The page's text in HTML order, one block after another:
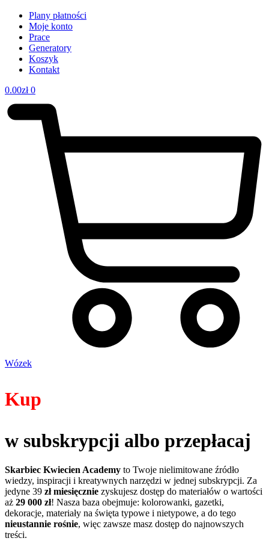
Plany płatności
Moje konto
Prace
Generatory
Koszyk
Kontakt
0.00zł 0
Wózek
Kup
w subskrypcji albo przepłacaj
Skarbiec Kwiecien Academy to Twoje nielimitowane źródło
wiedzy, inspiracji i kreatywnych narzędzi w jednej subskrypcji. Za
jedyne 39 zł miesięcznie zyskujesz dostęp do materiałów o wartości
aż 29 000 zł! Nasza baza obejmuje: kolorowanki, gazetki,
dekoracje, materiały na święta typowe i nietypowe, a do tego
nieustannie rośnie, więc zawsze masz dostęp do najnowszych
treści.